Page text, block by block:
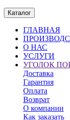
Каталог
ГЛАВНАЯ
О НАС
УСЛУГИ
УГОЛОК
Доставка
Гарантия
Оплата
Возврат
О компании
Как заказать